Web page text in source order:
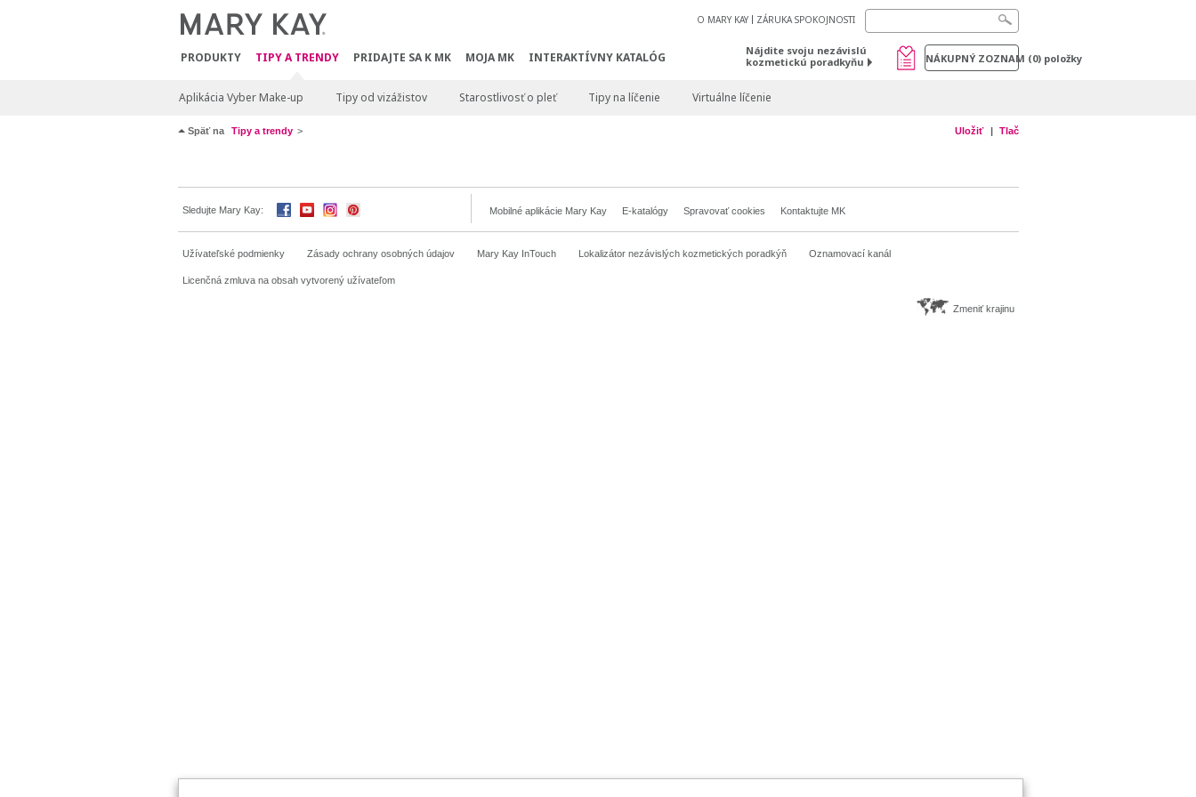
PRODUKTY TIPY A TRENDY PRIDAJTE SA K MK MOJA MK INTERAKTÍVNY KATALÓG
O MARY KAY ZÁRUKA SPOKOJNOSTI
Nájdite svoju nezávislú
kozmetickú poradkyňu
NÁKUPNÝ ZOZNAM (0) položky
Aplikácia Vyber Make-up Tipy od vizážistov Starostlivosť o pleť Tipy na líčenie Virtuálne líčenie
Späť na Tipy a trendy Uložiť Tlač
Sledujte Mary Kay: Mobilné aplikácie Mary Kay E-katalógy Spravovať cookies Kontaktujte MK
Užívateľské podmienky Zásady ochrany osobných údajov Mary Kay InTouch Lokalizátor nezávislých kozmetických poradkýň Oznamovací kanál
Licenčná zmluva na obsah vytvorený užívateľom
Zmeniť krajinu